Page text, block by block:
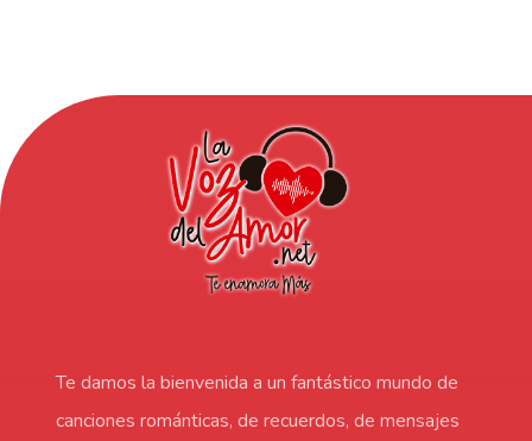
Te damos la bienvenida a un fantástico mundo de
canciones románticas, de recuerdos, de mensajes